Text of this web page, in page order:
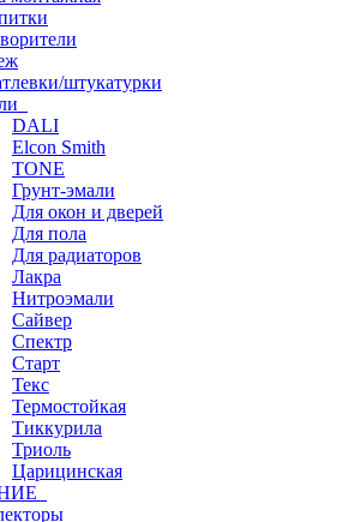
штукатурки
DALI
Elcon Smith
TONE
Грунт-эмали
Для окон и дверей
Для пола
Для радиаторов
Лакра
Нитроэмали
Сайвер
Спектр
Старт
Текс
Термостойкая
Тиккурила
Триоль
Царицинская